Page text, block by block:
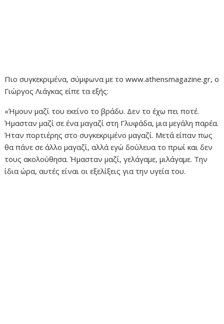
Πιο συγκεκριμένα, σύμφωνα με το www.athensmagazine.gr, ο
Γιώργος Λιάγκας είπε τα εξής:
«Ήμουν μαζί του εκείνο το βράδυ. Δεν το έχω πει ποτέ.
Ήμασταν μαζί σε ένα μαγαζί στη Γλυφάδα, μια μεγάλη παρέα.
Ήταν πορτιέρης στο συγκεκριμένο μαγαζί. Μετά είπαν πως
θα πάνε σε άλλο μαγαζί, αλλά εγώ δούλευα το πρωί και δεν
τους ακολούθησα. Ήμασταν μαζί, γελάγαμε, μιλάγαμε. Την
ίδια ώρα, αυτές είναι οι εξελίξεις για την υγεία του.